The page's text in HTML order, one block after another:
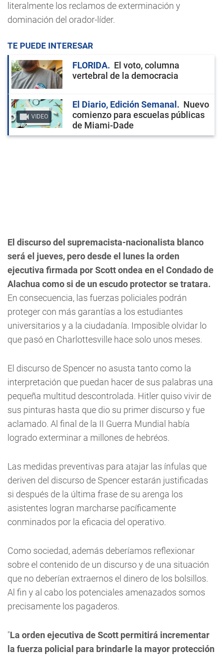
literalmente los reclamos de exterminación y
dominación del orador-líder.
TE PUEDE INTERESAR
FLORIDA
El voto, columna
vertebral de la democracia
VIDEO
El Diario, Edición Semanal
Nuevo
comienzo para escuelas públicas
de Miami-Dade
El discurso del supremacista-nacionalista blanco
será el jueves, pero desde el lunes la orden
ejecutiva firmada por Scott ondea en el Condado de
Alachua como si de un escudo protector se tratara.
En consecuencia, las fuerzas policiales podrán
proteger con más garantías a los estudiantes
universitarios y a la ciudadanía. Imposible olvidar lo
que pasó en Charlottesville hace solo unos meses.
El discurso de Spencer no asusta tanto como la
interpretación que puedan hacer de sus palabras una
pequeña multitud descontrolada. Hitler quiso vivir de
sus pinturas hasta que dio su primer discurso y fue
aclamado. Al final de la II Guerra Mundial había
logrado exterminar a millones de hebréos.
Las medidas preventivas para atajar las ínfulas que
deriven del discurso de Spencer estarán justificadas
si después de la última frase de su arenga los
asistentes logran marcharse pacíficamente
conminados por la eficacia del operativo.
Como sociedad, además deberíamos reflexionar
sobre el contenido de un discurso y de una situación
que no deberían extraernos el dinero de los bolsillos.
Al fin y al cabo los potenciales amenazados somos
precisamente los pagaderos.
"La orden ejecutiva de Scott permitirá incrementar
la fuerza policial para brindarle la mayor protección